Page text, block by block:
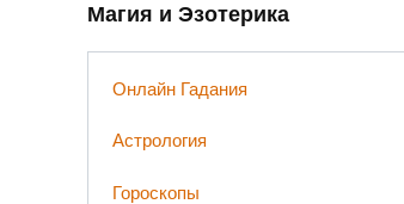
Магия и Эзотерика
Онлайн Гадания
Астрология
Гороскопы